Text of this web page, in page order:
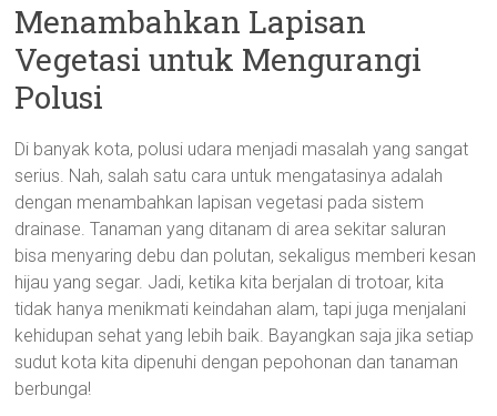
Menambahkan Lapisan
Vegetasi untuk Mengurangi
Polusi
Di banyak kota, polusi udara menjadi masalah yang sangat
serius. Nah, salah satu cara untuk mengatasinya adalah
dengan menambahkan lapisan vegetasi pada sistem
drainase. Tanaman yang ditanam di area sekitar saluran
bisa menyaring debu dan polutan, sekaligus memberi kesan
hijau yang segar. Jadi, ketika kita berjalan di trotoar, kita
tidak hanya menikmati keindahan alam, tapi juga menjalani
kehidupan sehat yang lebih baik. Bayangkan saja jika setiap
sudut kota kita dipenuhi dengan pepohonan dan tanaman
berbunga!